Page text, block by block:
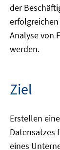
der
Analyse von
werden.
Ziel
Erstellen
Datensatzes
eines